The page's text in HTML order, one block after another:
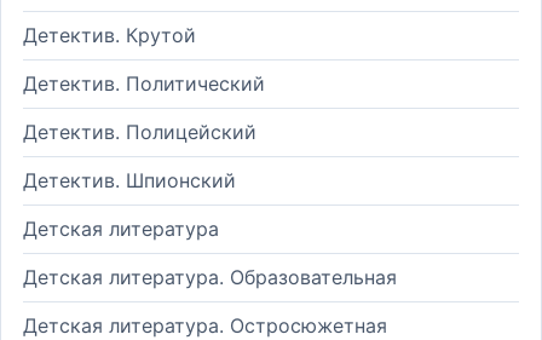
Детектив. Крутой
Детектив. Политический
Детектив. Полицейский
Детектив. Шпионский
Детская литература
Детская литература. Образовательная
Детская литература. Остросюжетная